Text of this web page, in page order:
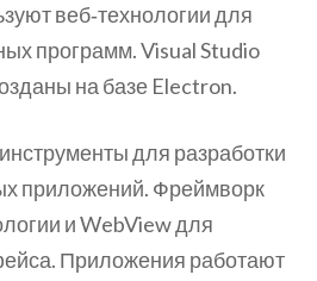
веб‑технологии для
программ. Visual Studio
на базе Electron.
для разработки
приложений. Фреймворк
и WebView для
Приложения работают